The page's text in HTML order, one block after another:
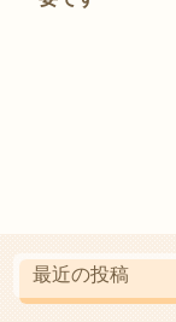
最近の投稿